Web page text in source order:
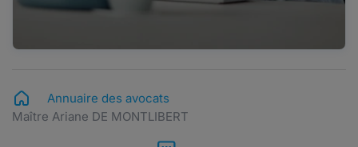
Annuaire des avocats
Maître Ariane DE MONTLIBERT